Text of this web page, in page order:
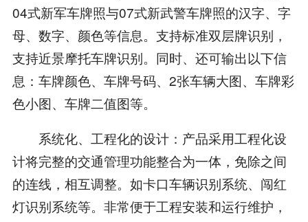
04式新军车牌照与07式新武警车牌照的汉字、字
母、数字、颜色等信息。支持标准双层牌识别，
支持近景摩托车牌识别。同时、还可输出以下信
息：车牌颜色、车牌号码、2张车辆大图、车牌彩
色小图、车牌二值图等。
系统化、工程化的设计：产品采用工程化设
计将完整的交通管理功能整合为一体，免除之间
的连线，相互调整。如卡口车辆识别系统、闯红
灯识别系统等。非常便于工程安装和运行维护，